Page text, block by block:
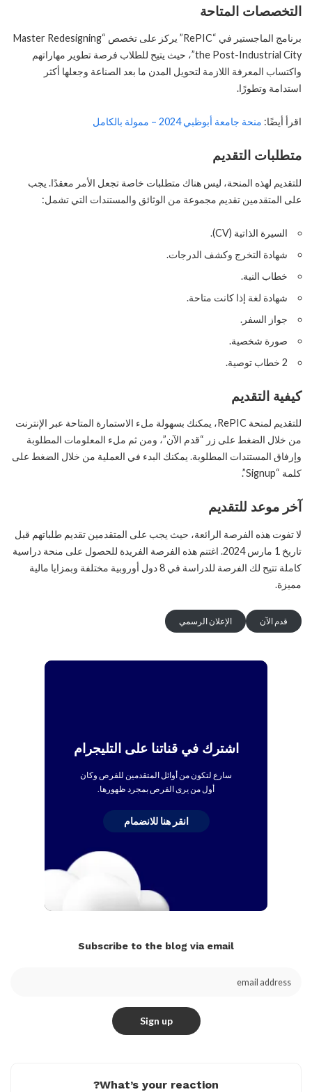
التخصصات المتاحة
برنامج الماجستير في “RePIC” يركز على تخصص “Master Redesigning
the Post-Industrial City”، حيث يتيح للطلاب فرصة تطوير مهاراتهم
واكتساب المعرفة اللازمة لتحويل المدن ما بعد الصناعة وجعلها أكثر
استدامة وتطورًا.
اقرأ أيضًا: منحة جامعة أبوظبي 2024 – ممولة بالكامل
متطلبات التقديم
للتقديم لهذه المنحة، ليس هناك متطلبات خاصة تجعل الأمر معقدًا. يجب
على المتقدمين تقديم مجموعة من الوثائق والمستندات التي تشمل:
السيرة الذاتية (CV).
شهادة التخرج وكشف الدرجات.
خطاب النية.
شهادة لغة إذا كانت متاحة.
جواز السفر.
صورة شخصية.
2 خطاب توصية.
كيفية التقديم
للتقديم لمنحة RePIC، يمكنك بسهولة ملء الاستمارة المتاحة عبر الإنترنت
من خلال الضغط على زر “قدم الآن”، ومن ثم ملء المعلومات المطلوبة
وإرفاق المستندات المطلوبة. يمكنك البدء في العملية من خلال الضغط على
كلمة “Signup”.
آخر موعد للتقديم
لا تفوت هذه الفرصة الرائعة، حيث يجب على المتقدمين تقديم طلباتهم قبل
تاريخ 1 مارس 2024. اغتنم هذه الفرصة الفريدة للحصول على منحة دراسية
كاملة تتيح لك الفرصة للدراسة في 8 دول أوروبية مختلفة وبمزايا مالية
مميزة.
قدم الآن الإعلان الرسمي
اشترك في قناتنا على التليجرام
سارع لتكون من أوائل المتقدمين للفرص وكان
أول من يرى الفرص بمجرد ظهورها.
انقر هنا للانضمام
Subscribe to the blog via email
What’s your reaction?